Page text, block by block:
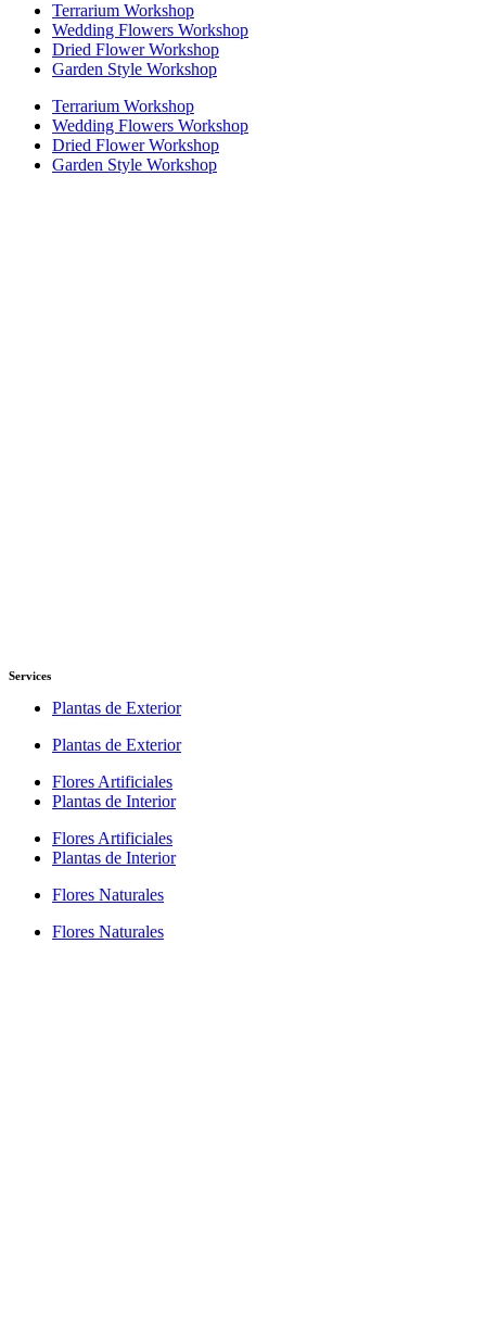
Terrarium Workshop
Wedding Flowers Workshop
Dried Flower Workshop
Garden Style Workshop
Terrarium Workshop
Wedding Flowers Workshop
Dried Flower Workshop
Garden Style Workshop
Services
Plantas de Exterior
Plantas de Exterior
Flores Artificiales
Plantas de Interior
Flores Artificiales
Plantas de Interior
Flores Naturales
Flores Naturales